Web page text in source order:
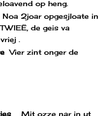
op heng.
2joar opgesjloate in
de geis va
.
Vier zint onger de
Mit ozze nar in ut